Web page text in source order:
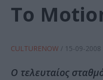
To
CULTURENOW / 15-09-2008
Ο τελευταίος